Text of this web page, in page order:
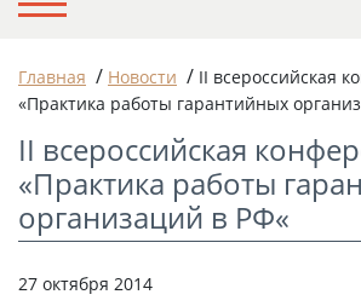
О НАС
НОВОСТИ
СТАТЬИ
Главная / Новости / II всероссийская
«Практика работы гарантийных
II всероссийская
«Практика работы
организаций в РФ«
27 октября 2014